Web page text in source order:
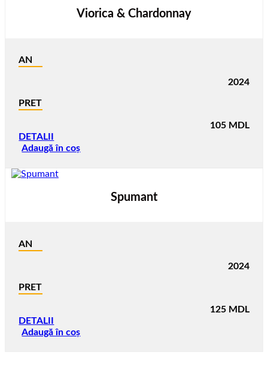
Viorica & Chardonnay
AN
2024
PRET
105 MDL
DETALII
Adaugă în coș
Spumant
AN
2024
PRET
125 MDL
DETALII
Adaugă în coș